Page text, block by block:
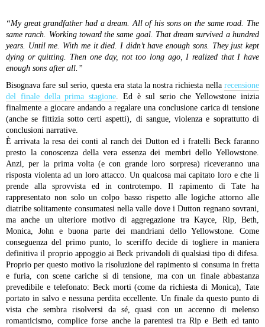
“My great grandfather had a dream. All of his sons on the same road. The
same ranch. Working toward the same goal. That dream survived a hundred
years. Until me. With me it died. I didn’t have enough sons. They just kept
dying or quitting. Then one day, not too long ago, I realized that I have
enough sons after all.”
Bisognava fare sul serio, questa era stata la nostra richiesta nella recensione
del finale della prima stagione. Ed è sul serio che Yellowstone inizia
finalmente a giocare andando a regalare una conclusione carica di tensione
(anche se fittizia sotto certi aspetti), di sangue, violenza e soprattutto di
conclusioni narrative.
È arrivata la resa dei conti al ranch dei Dutton ed i fratelli Beck faranno
presto la conoscenza della vera essenza dei membri dello Yellowstone.
Anzi, per la prima volta (e con grande loro sorpresa) riceveranno una
risposta violenta ad un loro attacco. Un qualcosa mai capitato loro e che li
prende alla sprovvista ed in controtempo. Il rapimento di Tate ha
rappresentato non solo un colpo basso rispetto alle logiche attorno alle
diatribe solitamente consumatesi nella valle dove i Dutton regnano sovrani,
ma anche un ulteriore motivo di aggregazione tra Kayce, Rip, Beth,
Monica, John e buona parte dei mandriani dello Yellowstone. Come
conseguenza del primo punto, lo sceriffo decide di togliere in maniera
definitiva il proprio appoggio ai Beck privandoli di qualsiasi tipo di difesa.
Proprio per questo motivo la risoluzione del rapimento si consuma in fretta
e furia, con scene cariche sì di tensione, ma con un finale abbastanza
prevedibile e telefonato: Beck morti (come da richiesta di Monica), Tate
portato in salvo e nessuna perdita eccellente. Un finale da questo punto di
vista che sembra risolversi da sé, quasi con un accenno di melenso
romanticismo, complice forse anche la parentesi tra Rip e Beth ed tanto